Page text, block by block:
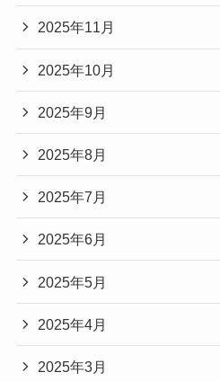
2025年11月
2025年10月
2025年9月
2025年8月
2025年7月
2025年6月
2025年5月
2025年4月
2025年3月